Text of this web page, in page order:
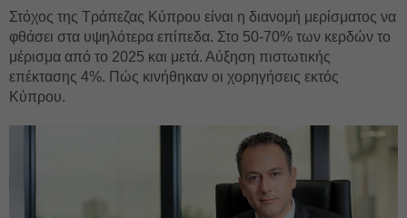
Στόχος της Τράπεζας Κύπρου είναι η διανομή μερίσματος να
φθάσει στα υψηλότερα επίπεδα. Στο 50-70% των κερδών το
μέρισμα από το 2025 και μετά. Αύξηση πιστωτικής
επέκτασης 4%. Πώς κινήθηκαν οι χορηγήσεις εκτός
Κύπρου.